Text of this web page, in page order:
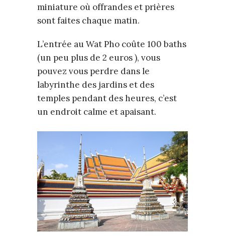
miniature où offrandes et prières
sont faites chaque matin.
L’entrée au Wat Pho coûte 100 baths
(un peu plus de 2 euros ), vous
pouvez vous perdre dans le
labyrinthe des jardins et des
temples pendant des heures, c’est
un endroit calme et apaisant.